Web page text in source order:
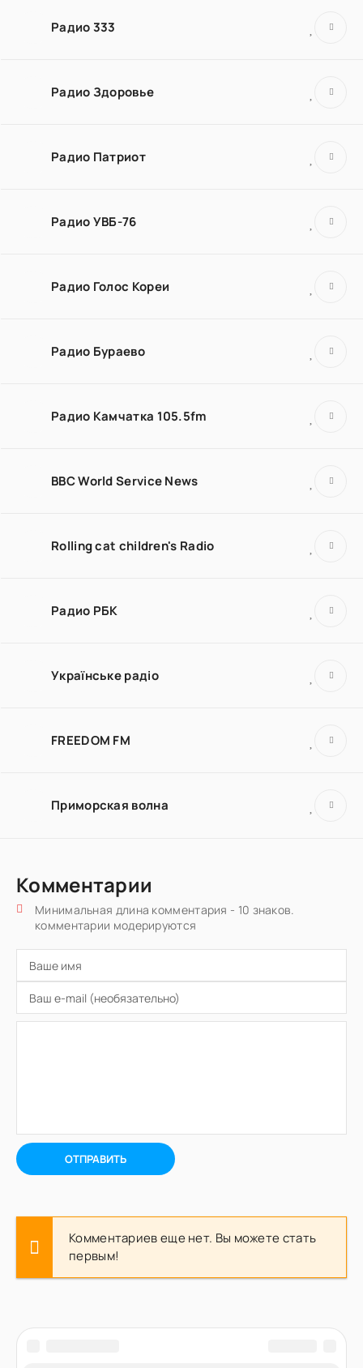
Радио 333
Радио Здоровье
Радио Патриот
Радио УВБ-76
Радио Голос Кореи
Радио Бураево
Радио Камчатка 105.5fm
BBC World Service News
Rolling cat children's Radio
Радио РБК
Українське радіо
FREEDOM FM
Приморская волна
Комментарии
Минимальная длина комментария - 10 знаков.
комментарии модерируются
ОТПРАВИТЬ
Комментариев еще нет. Вы можете стать
первым!